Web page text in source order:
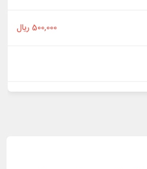
500,000 ریال